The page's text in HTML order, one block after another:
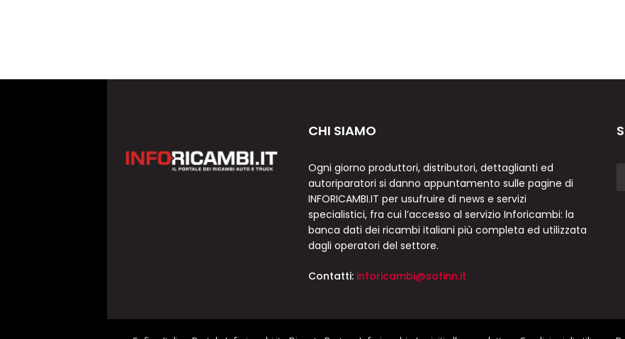
CHI SIAMO
Ogni giorno produttori, distributori, dettaglianti ed
autoriparatori si danno appuntamento sulle pagine di
INFORICAMBI.IT per usufruire di news e servizi
specialistici, fra cui l’accesso al servizio Inforicambi: la
banca dati dei ricambi italiani più completa ed utilizzata
dagli operatori del settore.
Contatti: inforicambi@sofinn.it